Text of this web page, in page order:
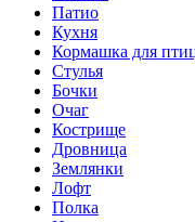
Патио
Кухня
Кормашка для
Стулья
Бочки
Очаг
Кострище
Дровница
Землянки
Лофт
Полка